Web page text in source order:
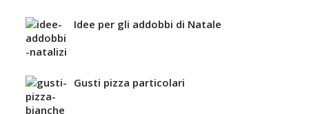
Idee per gli addobbi di Natale
Gusti pizza particolari